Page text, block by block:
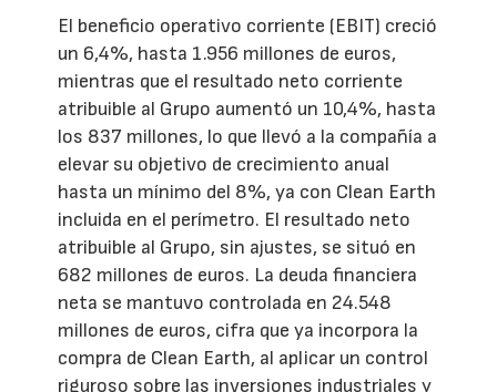
El beneficio operativo corriente (EBIT) creció
un 6,4%, hasta 1.956 millones de euros,
mientras que el resultado neto corriente
atribuible al Grupo aumentó un 10,4%, hasta
los 837 millones, lo que llevó a la compañía a
elevar su objetivo de crecimiento anual
hasta un mínimo del 8%, ya con Clean Earth
incluida en el perímetro. El resultado neto
atribuible al Grupo, sin ajustes, se situó en
682 millones de euros. La deuda financiera
neta se mantuvo controlada en 24.548
millones de euros, cifra que ya incorpora la
compra de Clean Earth, al aplicar un control
riguroso sobre las inversiones industriales y